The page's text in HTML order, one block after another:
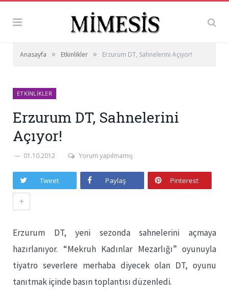
Anasayfa » Etkinlikler » Erzurum DT, Sahnelerini Açıyor!
ETKINLIKLER
Erzurum DT, Sahnelerini
Açıyor!
01.10.2012 Yorum yapılmamış
Tweet Paylaş Pinterest
+
Erzurum DT, yeni sezonda sahnelerini açmaya
hazırlanıyor. “Mekruh Kadınlar Mezarlığı” oyunuyla
tiyatro severlere merhaba diyecek olan DT, oyunu
tanıtmak içinde basın toplantısı düzenledi.